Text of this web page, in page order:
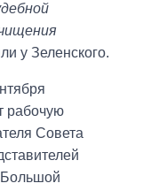
у Зеленского.
рабочую
Совета
Большой